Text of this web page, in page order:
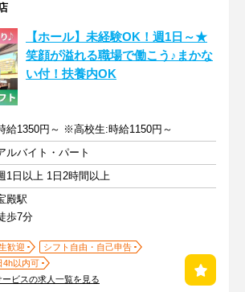
【ホール】未経験OK！週1日～★
笑顔が溢れる職場で働こう♪まかな
い付！扶養内OK
給1350円～ ※高校生:時給1150円～
ルバイト・パート
1日以上 1日2時間以上
殿駅
歩7分
歓迎
シフト自由・自己申告
4h以内可
ビスの求人一覧を見る